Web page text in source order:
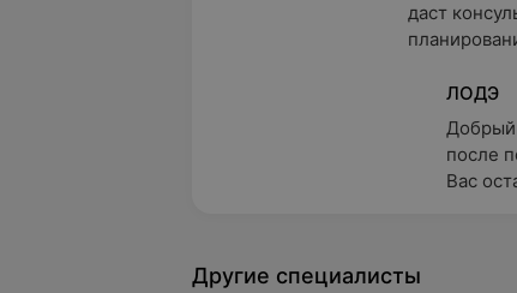
даст
ЛОДЭ
Добрый
после
Вас
Другие специалисты